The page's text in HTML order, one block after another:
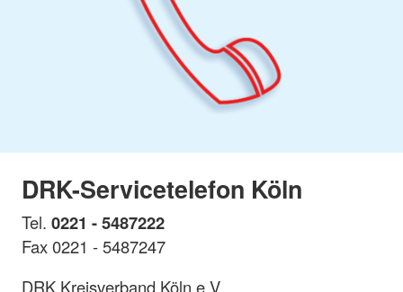
DRK-Servicetelefon Köln
Tel. 0221 - 5487222
Fax 0221 - 5487247
DRK Kreisverband Köln e.V.